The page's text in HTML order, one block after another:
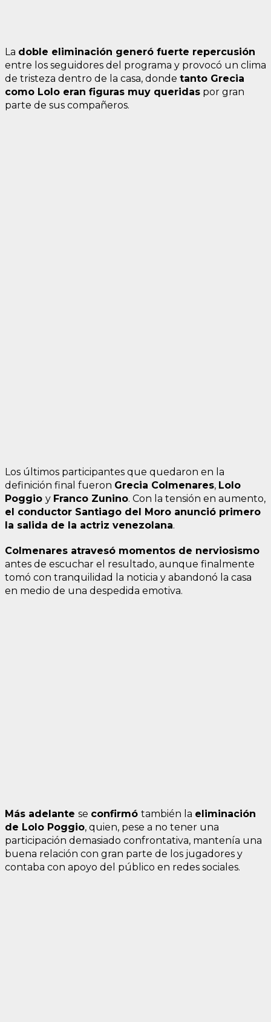
La doble eliminación generó fuerte repercusión
entre los seguidores del programa y provocó un clima
de tristeza dentro de la casa, donde tanto Grecia
como Lolo eran figuras muy queridas por gran
parte de sus compañeros.
Los últimos participantes que quedaron en la
definición final fueron Grecia Colmenares, Lolo
Poggio y Franco Zunino. Con la tensión en aumento,
el conductor Santiago del Moro anunció primero
la salida de la actriz venezolana.
Colmenares atravesó momentos de nerviosismo
antes de escuchar el resultado, aunque finalmente
tomó con tranquilidad la noticia y abandonó la casa
en medio de una despedida emotiva.
Más adelante se confirmó también la eliminación
de Lolo Poggio, quien, pese a no tener una
participación demasiado confrontativa, mantenía una
buena relación con gran parte de los jugadores y
contaba con apoyo del público en redes sociales.